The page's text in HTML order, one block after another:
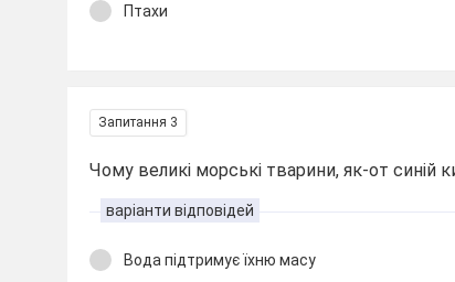
Птахи
Запитання 3
Чому великі морські тварини, як-от синій
варіанти відповідей
Вода підтримує їхню масу